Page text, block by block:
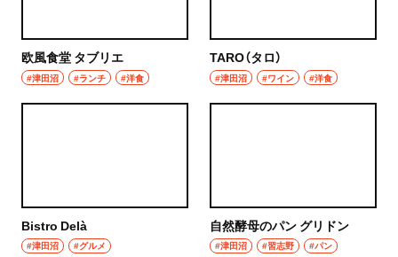
欧風食堂 タブリエ
#津田沼 #ランチ #洋食
TARO（タロ）
#津田沼 #ワイン #洋食
Bistro Delà
#津田沼 #グルメ
自然酵母のパン グリドン
#津田沼 #習志野
#パン